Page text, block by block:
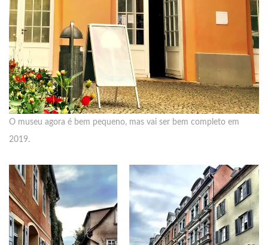
O museu agora é bem pequeno, mas vai ser bem completo em
2019.